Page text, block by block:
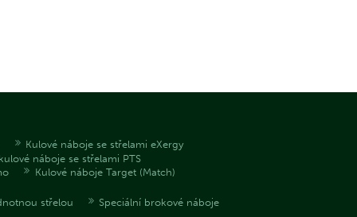
Kulové náboje se střelami eXergy
náboje se střelami PTS
Kulové náboje Target (Match)
střelou
Speciální brokové náboje